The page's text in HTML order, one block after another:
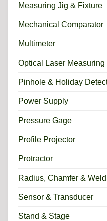
Measuring Jig & Fixture
Mechanical Comparator
Multimeter
Optical Laser Measuring
Pinhole & Holiday
Power Supply
Pressure Gage
Profile Projector
Protractor
Radius, Chamfer &
Sensor & Transducer
Stand & Stage